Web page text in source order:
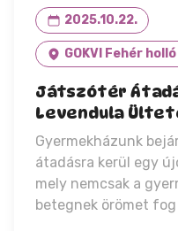
2025.10.22.
GOKVI Fehér
Játszótér
Levendula
Gyermekházunk
átadásra kerül egy
mely nemcsak a
betegnek örömet fog